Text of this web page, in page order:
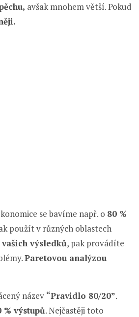
avšak mnohem větší. Pokud
se bavíme např. o 80 %
použít v různých oblastech
výsledků, pak provádíte
Paretovou analýzou
název “Pravidlo 80/20”.
% výstupů. Nejčastěji toto